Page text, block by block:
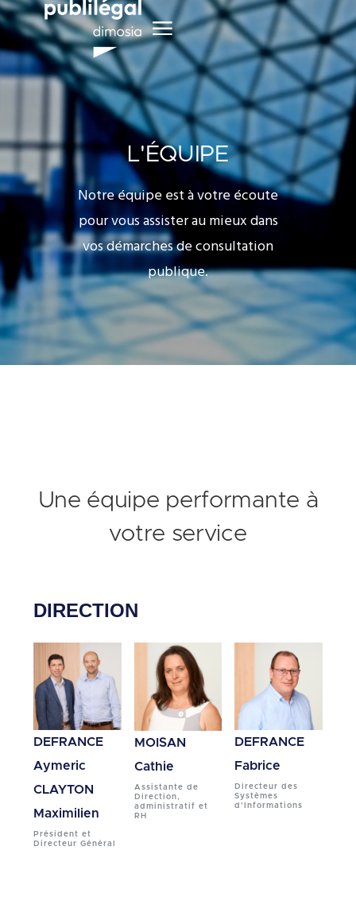
L'ÉQUIPE
Notre équipe est à votre écoute
pour vous assister au mieux dans
vos démarches de consultation
publique.
Une équipe performante à
votre service
DIRECTION
DEFRANCE
Aymeric
CLAYTON
Maximilien
Président et
Directeur Général
MOISAN
Cathie
Assistante de
Direction,
administratif et
RH
DEFRANCE
Fabrice
Directeur des
Systèmes
d'Informations